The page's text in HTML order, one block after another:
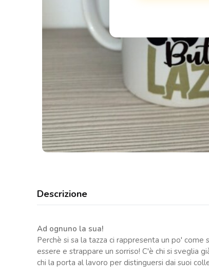
Descrizione
Ad ognuno la sua!
Perchè si sa la tazza ci rappresenta un po'
essere e strappare un sorriso! C'è chi si sveglia
chi la porta al lavoro per distinguersi dai suoi